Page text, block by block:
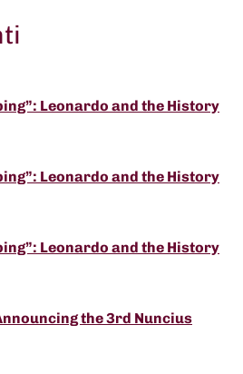
Leonardo and the History
Leonardo and the History
Leonardo and the History
the 3rd Nuncius